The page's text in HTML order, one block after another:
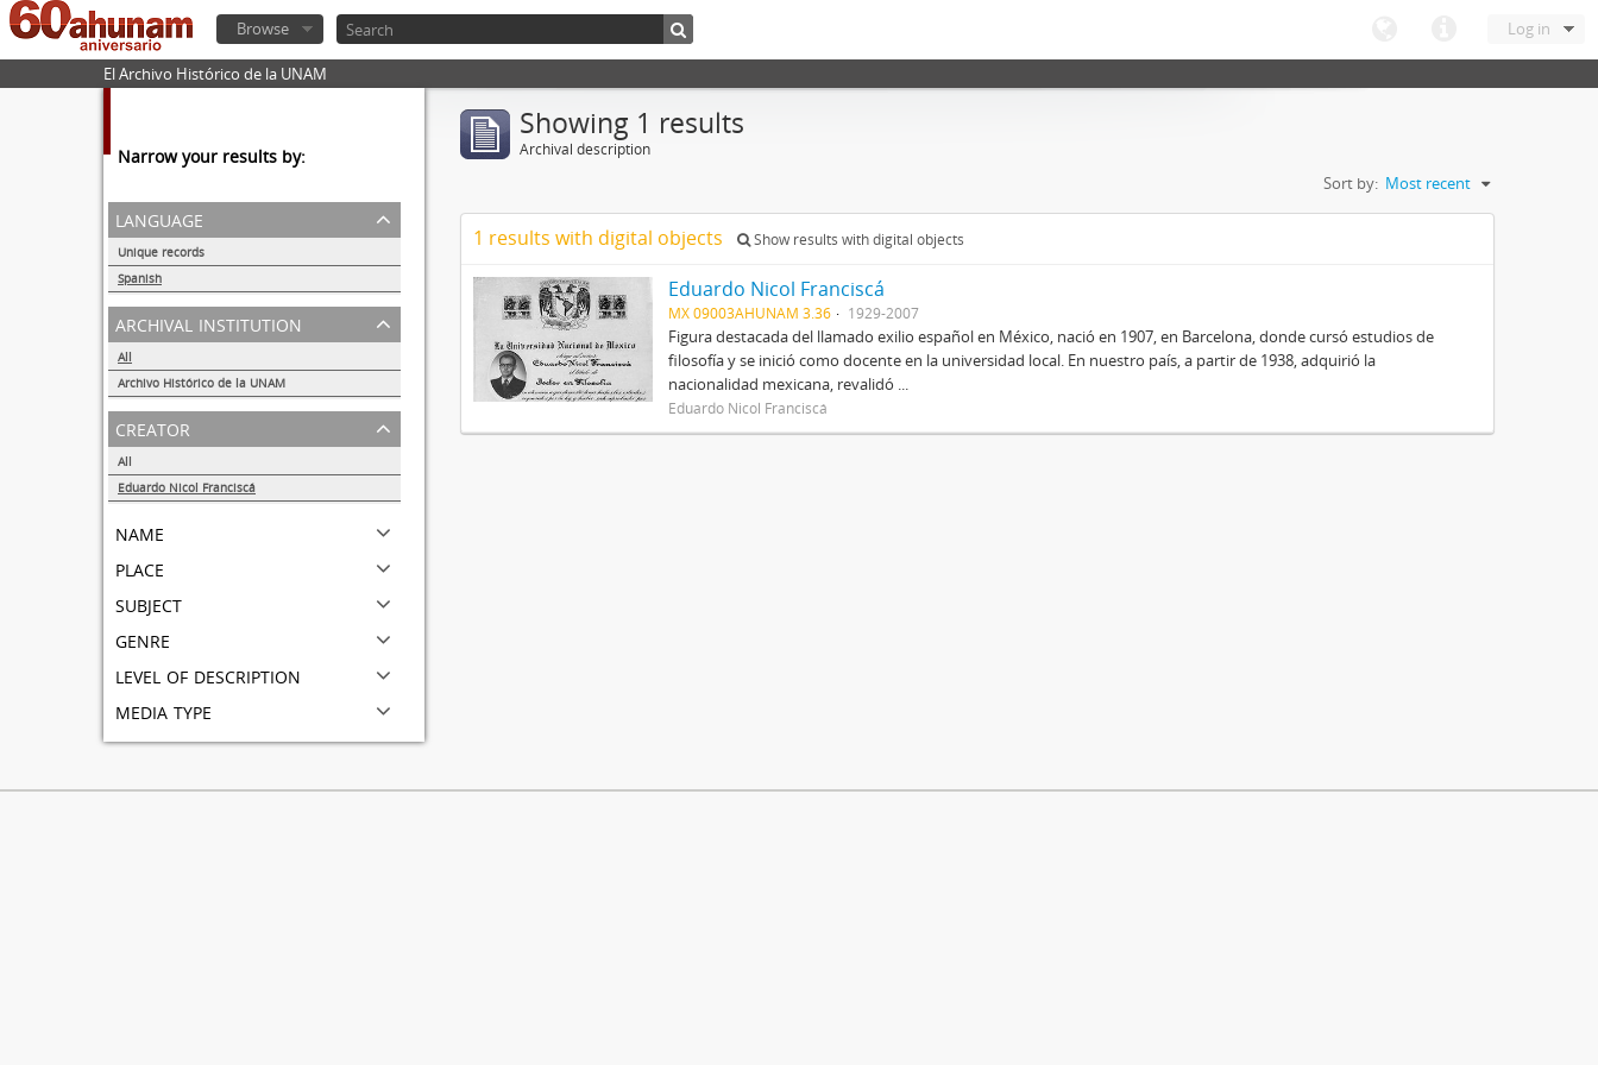
Log in
Browse
El Archivo Histórico de la UNAM
Narrow your results by:
language
Unique records
Spanish
1
archival institution
All
Archivo Histórico de la UNAM
1
creator
All
Eduardo Nicol Franciscá
name
place
subject
genre
level of description
media type
Showing 1 results
Archival description
Sort by: Most recent
1 results with digital objects Show results with digital objects
Eduardo Nicol Franciscá
MX 09003AHUNAM 3.36 1929-2007
Figura destacada del llamado exilio español en México, nació en 1907, en Barcelona, donde cursó estudios de
filosofía y se inició como docente en la universidad local. En nuestro país, a partir de 1938, adquirió la
nacionalidad mexicana, revalidó ...
Eduardo Nicol Franciscá